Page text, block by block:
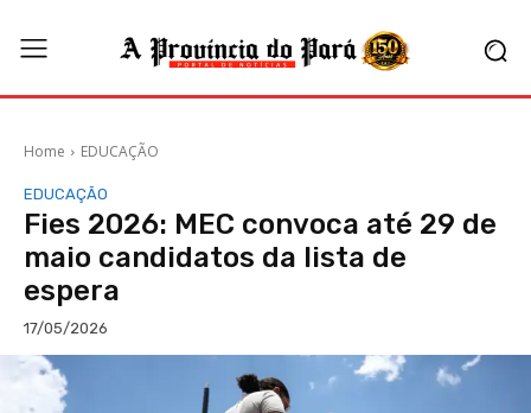
Home EDUCAÇÃO
EDUCAÇÃO
Fies 2026: MEC convoca até 29 de
maio candidatos da lista de
espera
17/05/2026